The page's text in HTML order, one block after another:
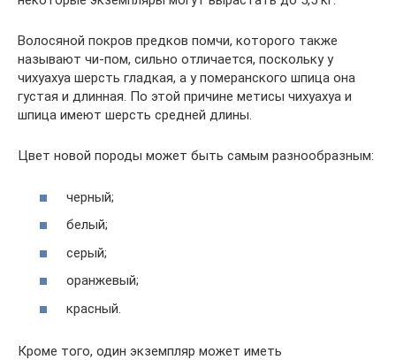
Волосяной покров предков помчи, которого также
называют чи-пом, сильно отличается, поскольку у
чихуахуа шерсть гладкая, а у померанского шпица она
густая и длинная. По этой причине метисы чихуахуа и
шпица имеют шерсть средней длины.
Цвет новой породы может быть самым разнообразным:
черный;
белый;
серый;
оранжевый;
красный.
Кроме того, один экземпляр может иметь